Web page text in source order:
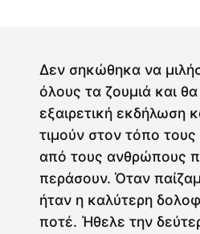
Δεν σηκώθηκα να
όλους τα ζουμιά και
εξαιρετική εκδήλωση
τιμούν στον τόπο τους
από τους ανθρώπους
περάσουν. Όταν
ήταν η καλύτερη
ποτέ. Ήθελε την